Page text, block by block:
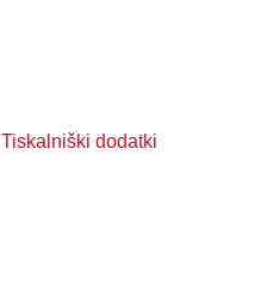
Tiskalniški dodatki